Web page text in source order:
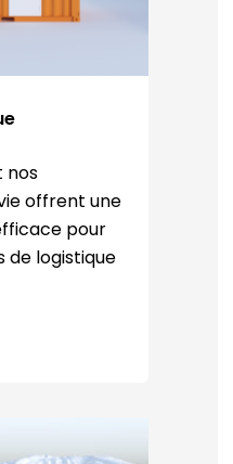
nos
offrent une
pour
de logistique